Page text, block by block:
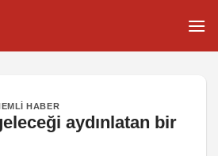
HABER
aydınlatan bir